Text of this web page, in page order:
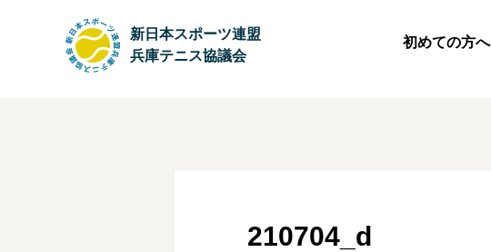
新日本スポーツ連盟
兵庫テニス協議会
初めての方へ
210704_d